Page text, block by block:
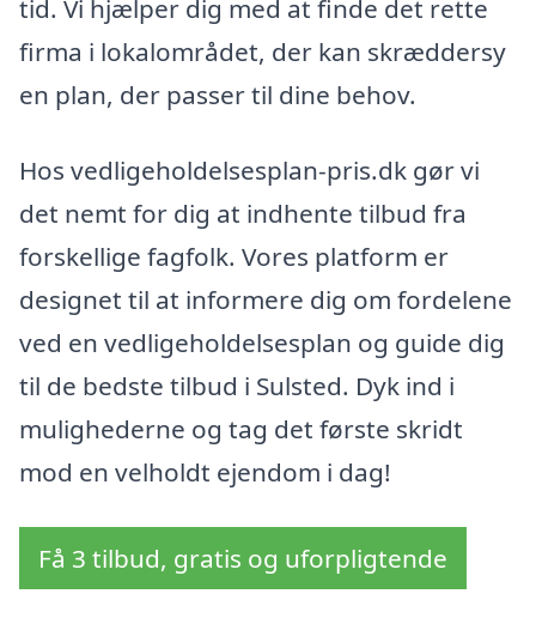
tid. Vi hjælper dig med at finde det rette
firma i lokalområdet, der kan skræddersy
en plan, der passer til dine behov.
Hos vedligeholdelsesplan-pris.dk gør vi
det nemt for dig at indhente tilbud fra
forskellige fagfolk. Vores platform er
designet til at informere dig om fordelene
ved en vedligeholdelsesplan og guide dig
til de bedste tilbud i Sulsted. Dyk ind i
mulighederne og tag det første skridt
mod en velholdt ejendom i dag!
Få 3 tilbud, gratis og uforpligtende